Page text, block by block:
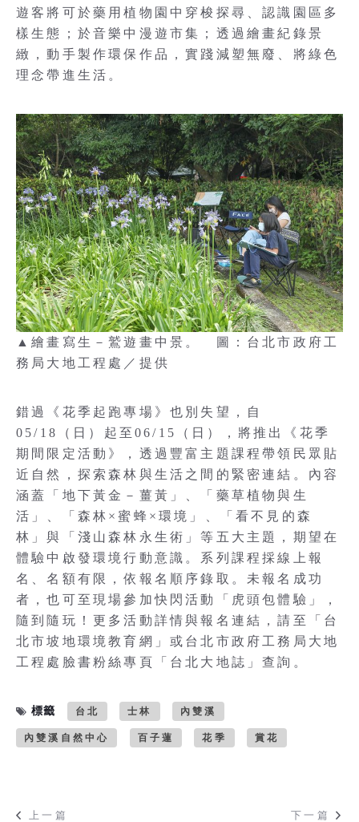
遊客將可於藥用植物園中穿梭探尋、認識園區多
樣生態；於音樂中漫遊市集；透過繪畫紀錄景
緻，動手製作環保作品，實踐減塑無廢、將綠色
理念帶進生活。
▲繪畫寫生－鷲遊畫中景。 圖：台北市政府工
務局大地工程處／提供
錯過《花季起跑專場》也別失望，自
05/18（日）起至06/15（日），將推出《花季
期間限定活動》，透過豐富主題課程帶領民眾貼
近自然，探索森林與生活之間的緊密連結。內容
涵蓋「地下黃金－薑黃」、「藥草植物與生
活」、「森林×蜜蜂×環境」、「看不見的森
林」與「淺山森林永生術」等五大主題，期望在
體驗中啟發環境行動意識。系列課程採線上報
名、名額有限，依報名順序錄取。未報名成功
者，也可至現場參加快閃活動「虎頭包體驗」，
隨到隨玩！更多活動詳情與報名連結，請至「台
北市坡地環境教育網」或台北市政府工務局大地
工程處臉書粉絲專頁「台北大地誌」查詢。
標籤 台北 士林 內雙溪
內雙溪自然中心 百子蓮 花季 賞花
上一篇 下一篇